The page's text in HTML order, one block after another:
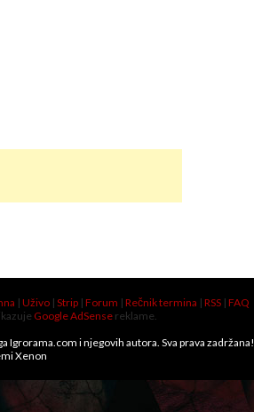
| Uživo| Strip| Forum | Rečnik termina | RSS| FAQ
Google AdSense reklame.
Igrorama.com i njegovih autora. Sva prava zadržana!
Xenon